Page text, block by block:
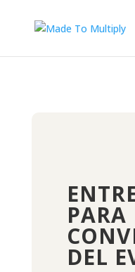
PARA
DEL